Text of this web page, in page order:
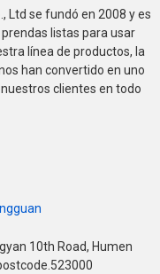
Ltd se fundó en 2008 y es
listas para usar
línea de productos, la
han convertido en uno
clientes en todo
10th Road, Humen